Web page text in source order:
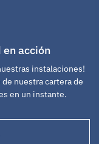
en acción
instalaciones!
nuestra cartera de
en un instante.